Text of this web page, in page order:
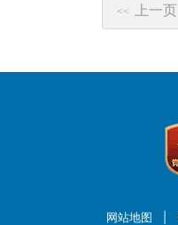
<< 上一页
网站地图